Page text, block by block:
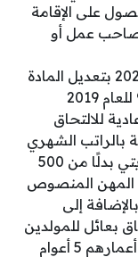
الحصول على الإقامة
صاحب عمل أو
نص القرار الوزاري رقم 56 للعام 2024 بتعديل المادة
رقم 29 من القرار الوزاري رقم 957 للعام 2019
للالتحاق
بالراتب الشهري
للمقيم بالبلاد ليصبح 800 دينار كويتي بدلًا من 500
المهن المنصوص
بالإضافة إلى
بعائل للمولدين
داخل وخارج البلاد ممَن لم تتجاوز أعمارهم 5 أعوام